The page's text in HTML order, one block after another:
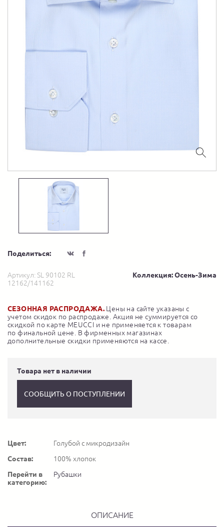
Поделиться:
Артикул: SL 90102 RL
12162/141162
Коллекция: Осень-Зима
СЕЗОННАЯ РАСПРОДАЖА. Цены на сайте указаны с
учетом скидок по распродаже. Акция не суммируется со
скидкой по карте MEUCCI и не применяется к товарам
по финальной цене. В фирменных магазинах
дополнительные скидки применяются на кассе.
Товара нет в наличии
СООБЩИТЬ О ПОСТУПЛЕНИИ
Цвет:
Голубой с микродизайн
Состав:
100% хлопок
Перейти в
категорию:
Рубашки
ОПИСАНИЕ